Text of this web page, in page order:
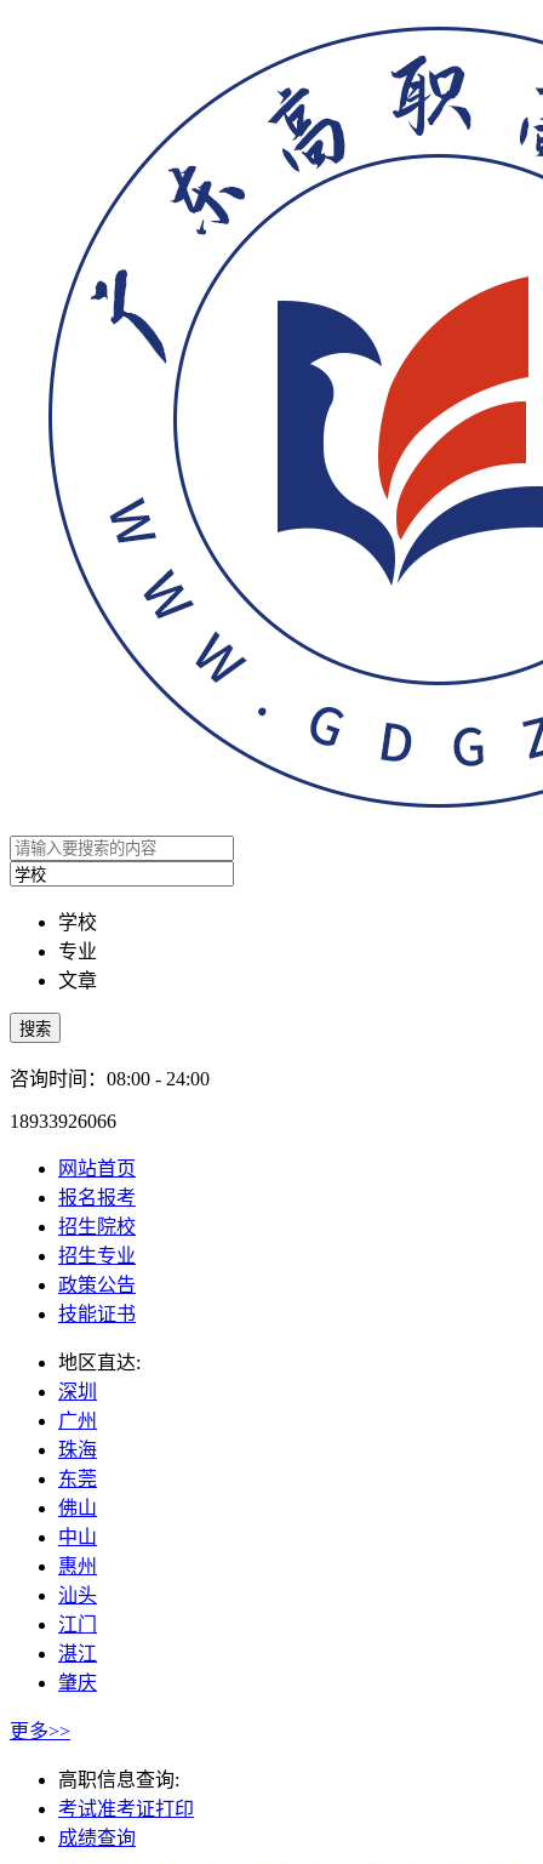
学校
专业
文章
搜索
咨询时间：08:00 - 24:00
18933926066
网站首页
报名报考
招生院校
招生专业
政策公告
技能证书
地区直达:
深圳
广州
珠海
东莞
佛山
中山
惠州
汕头
江门
湛江
肇庆
更多>>
高职信息查询:
考试准考证打印
成绩查询